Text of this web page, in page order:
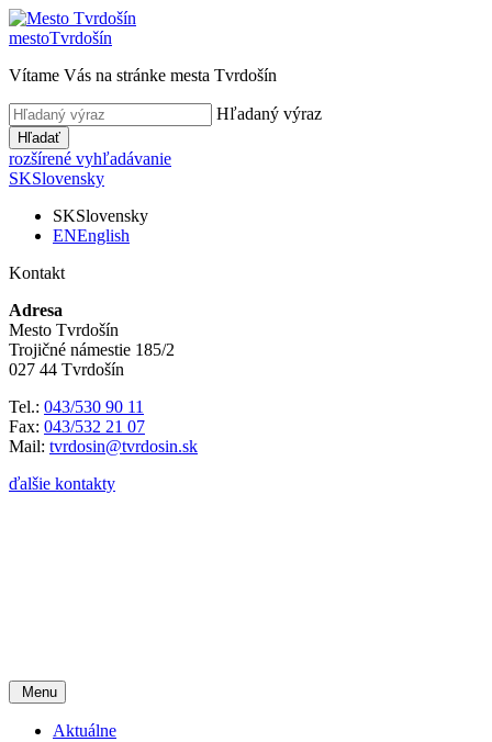
mestoTvrdošín
Vítame Vás na stránke mesta Tvrdošín
Hľadaný výraz
Hľadať
rozšírené vyhľadávanie
SKSlovensky
SKSlovensky
ENEnglish
Kontakt
Adresa
Mesto Tvrdošín
Trojičné námestie 185/2
027 44 Tvrdošín
Tel.: 043/530 90 11
Fax: 043/532 21 07
Mail: tvrdosin@tvrdosin.sk
ďalšie kontakty
Menu
Aktuálne